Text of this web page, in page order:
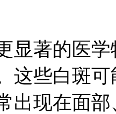
著的医学
这些白斑
出现在面